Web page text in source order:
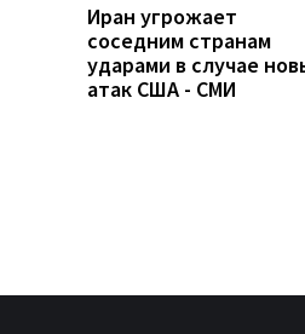
Иран угрожает
соседним странам
ударами в случае
атак США - СМИ